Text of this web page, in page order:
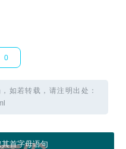
0
如若转载，请注明出处：
首字母语句